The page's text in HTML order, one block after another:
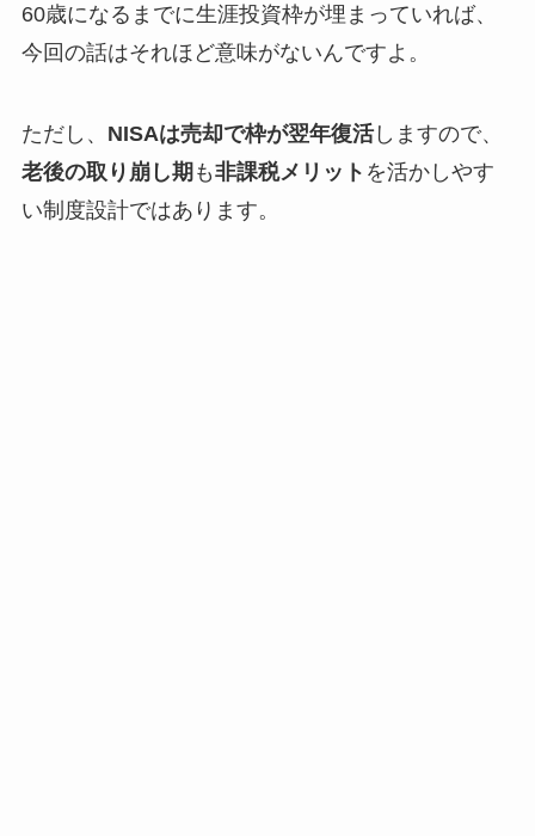
60歳になるまでに生涯投資枠が埋まっていれば、
今回の話はそれほど意味がないんですよ。
ただし、 NISAは売却で枠が翌年復活しますので、
老後の取り崩し期 も非課税メリット を活かしやす
い制度設計ではあります。